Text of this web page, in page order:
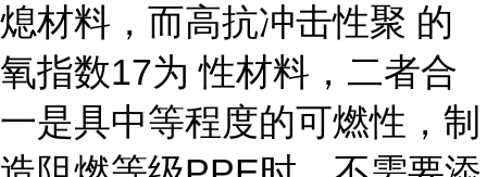
熄材料，而高抗冲击性聚 的
氧指数17为 性材料，二者合
一是具中等程度的可燃性，制